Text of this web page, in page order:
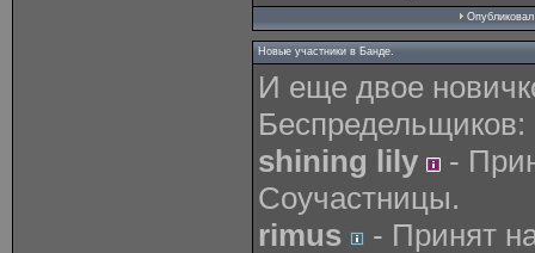
Новые участники в Банде.
И еще двое
Беспредельщиков:
shining lily
-
Соучастницы.
rimus
- Принят